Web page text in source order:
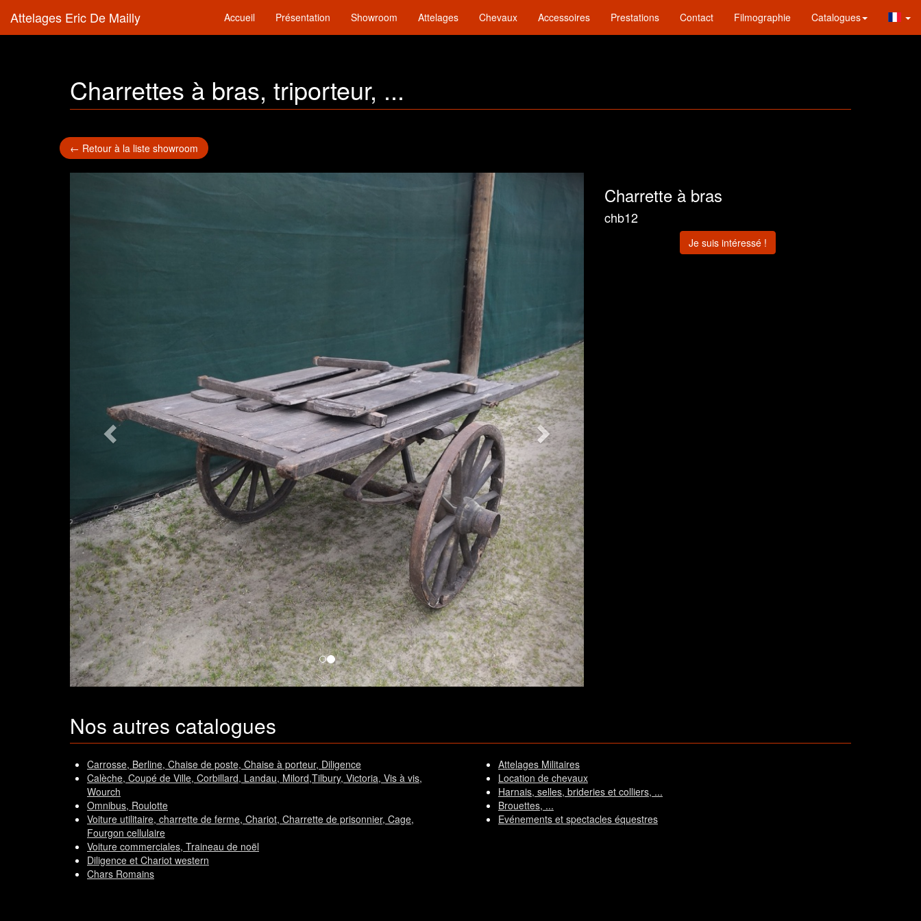
Attelages Eric De Mailly Accueil Présentation Showroom Attelages Chevaux Accessoires Prestations Contact Filmographie Catalogues
Charrettes à bras, triporteur, ...
← Retour à la liste showroom
Charrette à bras
chb12
Je suis intéressé !
Nos autres catalogues
Carrosse, Berline, Chaise de poste, Chaise à porteur, Diligence
Calèche, Coupé de Ville, Corbillard, Landau, Milord,Tilbury, Victoria, Vis à vis,
Wourch
Omnibus, Roulotte
Voiture utilitaire, charrette de ferme, Chariot, Charrette de prisonnier, Cage,
Fourgon cellulaire
Voiture commerciales, Traineau de noël
Diligence et Chariot western
Chars Romains
Attelages Militaires
Location de chevaux
Harnais, selles, brideries et colliers, ...
Brouettes, ...
Evénements et spectacles équestres